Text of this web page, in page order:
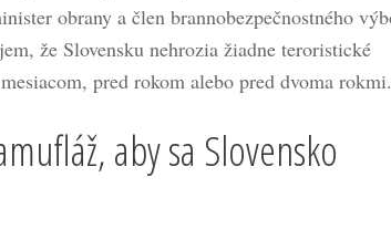
obrany a člen brannobezpečnostného
že Slovensku nehrozia žiadne teroristické
pred rokom alebo pred dvoma rokmi.
aby sa Slovensko